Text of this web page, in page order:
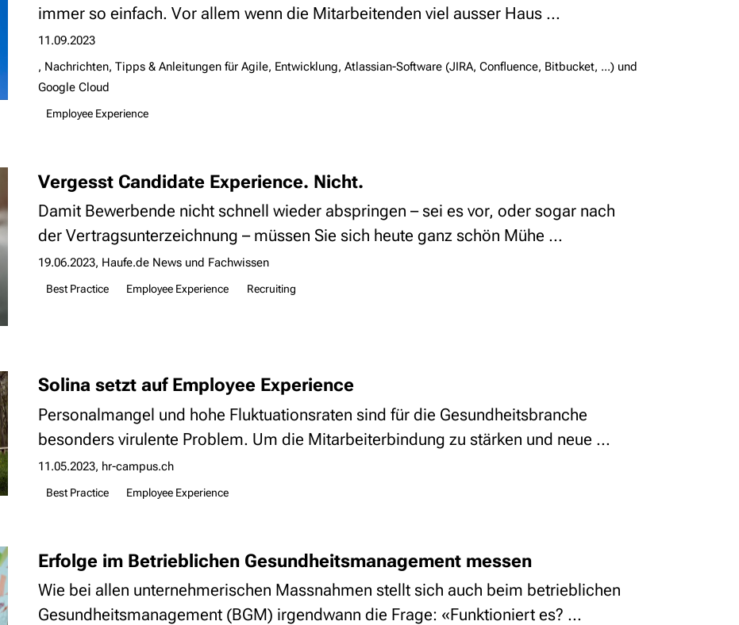
immer so einfach. Vor allem wenn die Mitarbeitenden viel ausser Haus ...
11.09.2023
Nachrichten, Tipps & Anleitungen für Agile, Entwicklung, Atlassian-Software (JIRA, Confluence, Bitbucket, ...) und
Google Cloud
Employee Experience
Vergesst Candidate Experience. Nicht.
Damit Bewerbende nicht schnell wieder abspringen – sei es vor, oder sogar nach
der Vertragsunterzeichnung – müssen Sie sich heute ganz schön Mühe ...
19.06.2023 Haufe.de News und Fachwissen
Best Practice Employee Experience Recruiting
Solina setzt auf Employee Experience
Personalmangel und hohe Fluktuationsraten sind für die Gesundheitsbranche
besonders virulente Problem. Um die Mitarbeiterbindung zu stärken und neue ...
11.05.2023 hr-campus.ch
Best Practice Employee Experience
Erfolge im Betrieblichen Gesundheitsmanagement messen
Wie bei allen unternehmerischen Massnahmen stellt sich auch beim betrieblichen
Gesundheitsmanagement (BGM) irgendwann die Frage: «Funktioniert es? ...